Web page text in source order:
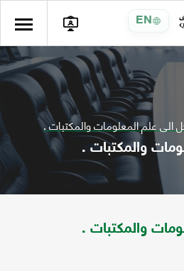
EN
الى علم المعلومات والمكتبات .
والمكتبات .
والمكتبات .